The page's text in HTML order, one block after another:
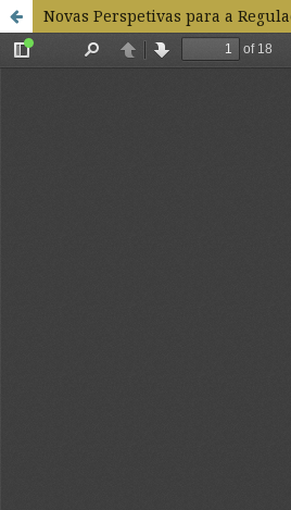
Novas Perspetivas para a